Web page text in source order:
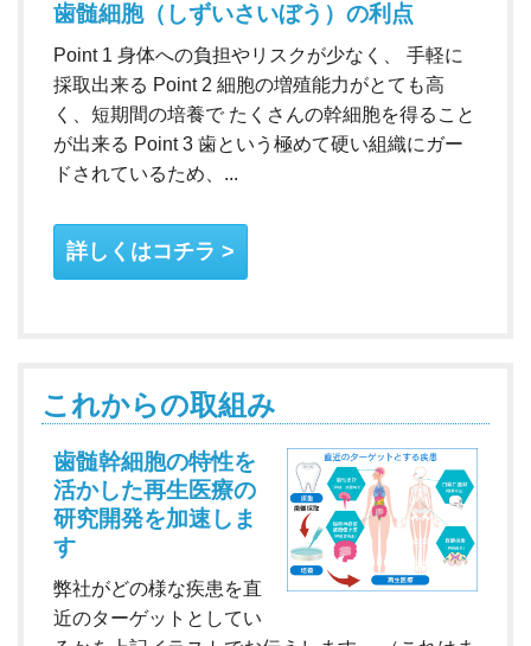
歯髄細胞（しずいさいぼう）の利点
Point 1 身体への負担やリスクが少なく、 手軽に
採取出来る Point 2 細胞の増殖能力がとても高
く、短期間の培養で たくさんの幹細胞を得ること
が出来る Point 3 歯という極めて硬い組織にガー
ドされているため、...
詳しくはコチラ
これからの取組み
歯髄幹細胞の特性を
活かした再生医療の
研究開発を加速しま
す
弊社がどの様な疾患を直
近のターゲットとしてい